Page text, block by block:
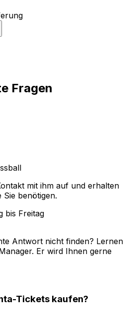
Fragen
mit ihm auf und erhalten
Sie benötigen.
bis Freitag
Antwort nicht finden? Lernen
Er wird Ihnen gerne
Tickets kaufen?